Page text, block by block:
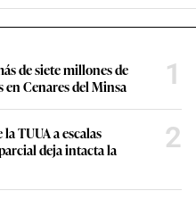
de siete millones de
Cenares del Minsa
1
TUUA a escalas
deja intacta la
2